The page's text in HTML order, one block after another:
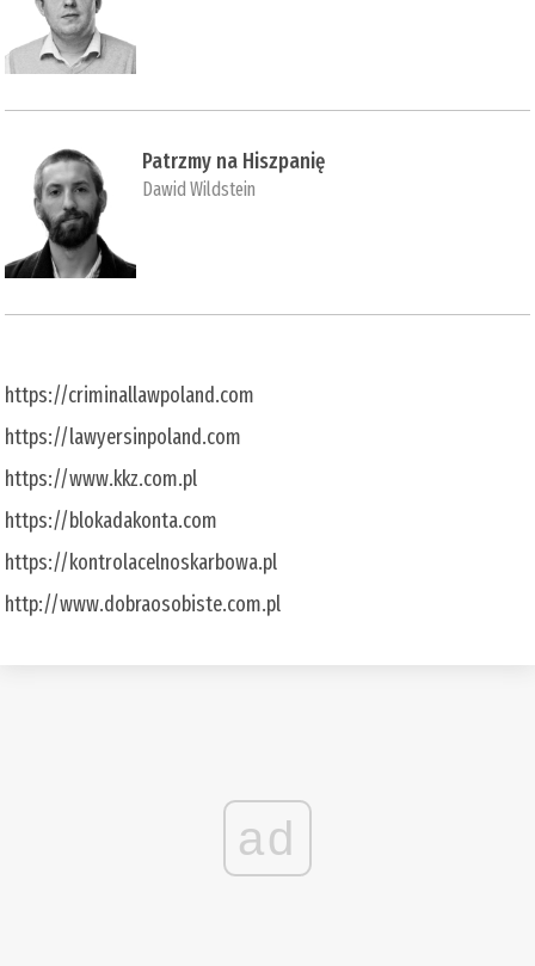
Patrzmy na Hiszpanię
Dawid Wildstein
https://criminallawpoland.com
https://lawyersinpoland.com
https://www.kkz.com.pl
https://blokadakonta.com
https://kontrolacelnoskarbowa.pl
http://www.dobraosobiste.com.pl
ad